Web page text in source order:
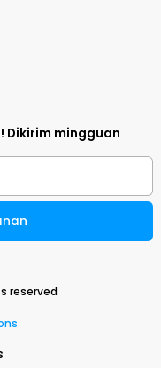
Dikirim mingguan
reserved